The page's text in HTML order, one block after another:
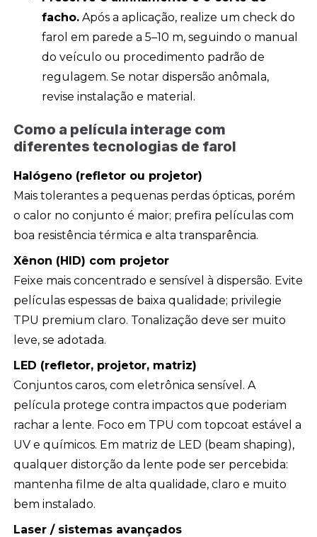
facho. Após a aplicação, realize um check do
farol em parede a 5–10 m, seguindo o manual
do veículo ou procedimento padrão de
regulagem. Se notar dispersão anômala,
revise instalação e material.
Como a película interage com
diferentes tecnologias de farol
Halógeno (refletor ou projetor)
Mais tolerantes a pequenas perdas ópticas, porém
o calor no conjunto é maior; prefira películas com
boa resistência térmica e alta transparência.
Xênon (HID) com projetor
Feixe mais concentrado e sensível à dispersão. Evite
películas espessas de baixa qualidade; privilegie
TPU premium claro. Tonalização deve ser muito
leve, se adotada.
LED (refletor, projetor, matriz)
Conjuntos caros, com eletrônica sensível. A
película protege contra impactos que poderiam
rachar a lente. Foco em TPU com topcoat estável a
UV e químicos. Em matriz de LED (beam shaping),
qualquer distorção da lente pode ser percebida:
mantenha filme de alta qualidade, claro e muito
bem instalado.
Laser / sistemas avançados